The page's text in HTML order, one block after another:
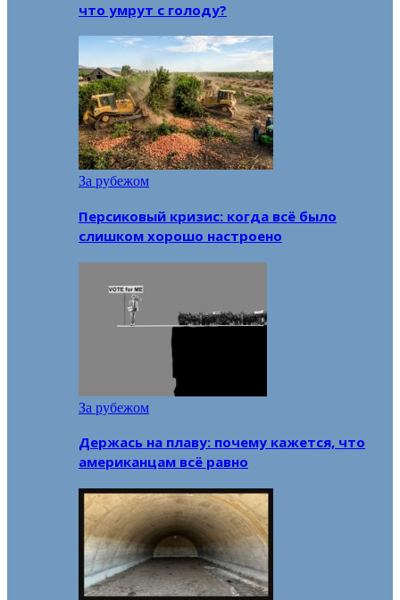
что умрут с голоду?
За рубежом
Персиковый кризис: когда всё было
слишком хорошо настроено
За рубежом
Держась на плаву: почему кажется, что
американцам всё равно